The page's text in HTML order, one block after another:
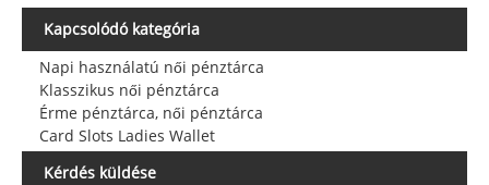
Kapcsolódó kategória
Napi használatú női pénztárca
Klasszikus női pénztárca
Érme pénztárca, női pénztárca
Card Slots Ladies Wallet
Kérdés küldése